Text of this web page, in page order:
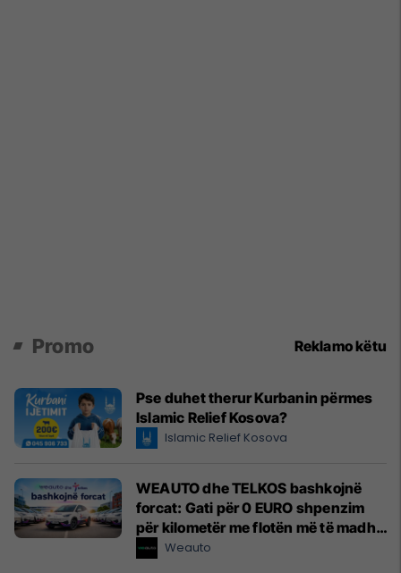
Promo Reklamo këtu
Pse duhet therur Kurbanin përmes
Islamic Relief Kosova?
Islamic Relief Kosova
WEAUTO dhe TELKOS bashkojnë
forcat: Gati për 0 EURO shpenzim
për kilometër me flotën më të madhe
elektrike të një kompanie kosovare
Weauto